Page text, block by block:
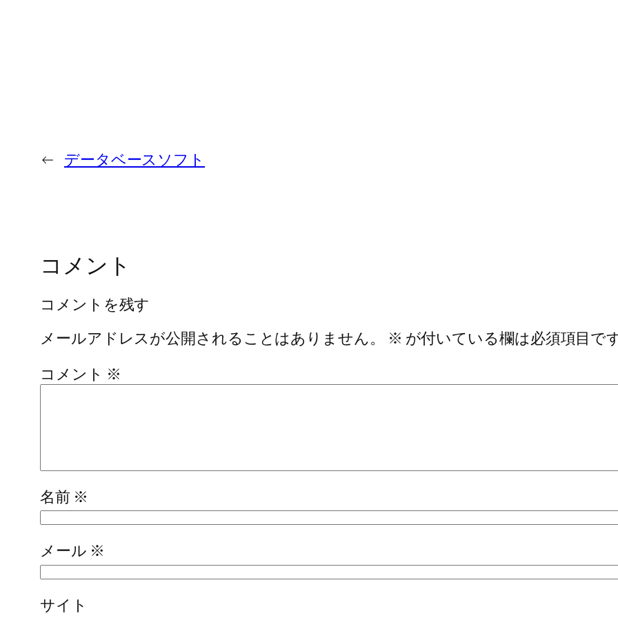
← データベースソフト
コメント
コメントを残す
メールアドレスが公開されることはありません。
※ が付いている欄は必須項目で
コメント ※
名前 ※
メール ※
サイト